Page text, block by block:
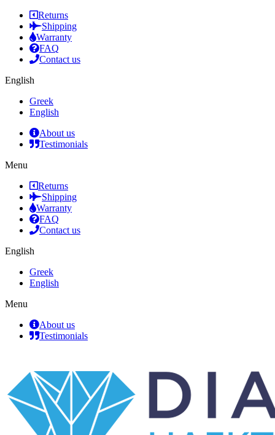
Returns
Shipping
Warranty
FAQ
Contact us
English
Greek
English
About us
Testimonials
Menu
Returns
Shipping
Warranty
FAQ
Contact us
English
Greek
English
Menu
About us
Testimonials